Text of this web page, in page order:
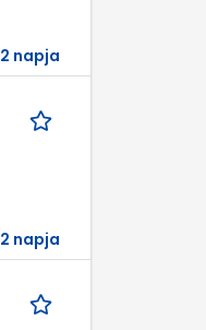
2 napja
2 napja